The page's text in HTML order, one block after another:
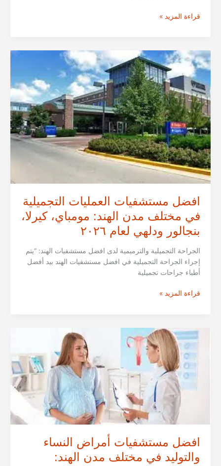
أفضل
للأسنان
في
مختلف
مدن
الهند:
مومباي،
بنجالور،
كيرلا،
دلهي
لعام
٢٠٢٦
قراءة المزيد »
افضل مستشفيات العمليات التجميلية
في مختلف مدن الهند: مومباي، كيرلا،
بنجالور ودلهي لعام ٢٠٢٦
الجراحة التجميلية والترميمية لدى افضل مستشفيات الهند: “يتم
إجراء الجراحة التجميلية في افضل مستشفيات الهند بيد أفضل
أطباء جراحات تجميلية
افضل
في
مختلف
مدن
الهند:
مومباي،
كيرلا،
لعام
قراءة المزيد »
افضل مستشفيات أمراض النساء
والتوليد في مختلف مدن الهند: